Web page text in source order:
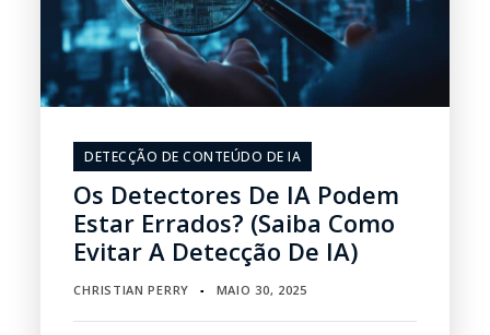
DETECÇÃO DE CONTEÚDO DE IA
Os Detectores De IA Podem
Estar Errados? (Saiba Como
Evitar A Detecção De IA)
CHRISTIAN PERRY ▪ MAIO 30, 2025